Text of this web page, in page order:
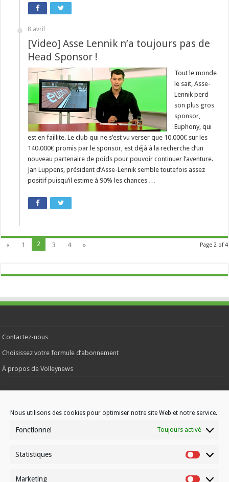
Nous utilisons des cookies pour optimiser notre site Web et notre service.
Fonctionnel Toujours activé
Statistiques
Marketing
8 avril
[Video] Asse Lennik n’a toujours pas de
Head Sponsor !
Tout le monde
le sait, Asse-
Lennik perd
son plus gros
sponsor,
Euphony, qui
est en faillite. Le club qui ne s’est vu verser que 10.000€ sur les
140.000€ promis par le sponsor, est déjà à la recherche d’un
nouveau partenaire de poids pour pouvoir continuer l’aventure.
Jan Luppens, président d’Asse-Lennik semble toutefois assez
positif puisqu’il estime à 90% les chances …
Page 2 of 4
« 1 2 3 4 »
Contactez-nous
Choisissez votre formule d’abonnement
À propos de Volleynews
Conditions générales|Déclaration de confidentialité |Cookies| Disclaimer